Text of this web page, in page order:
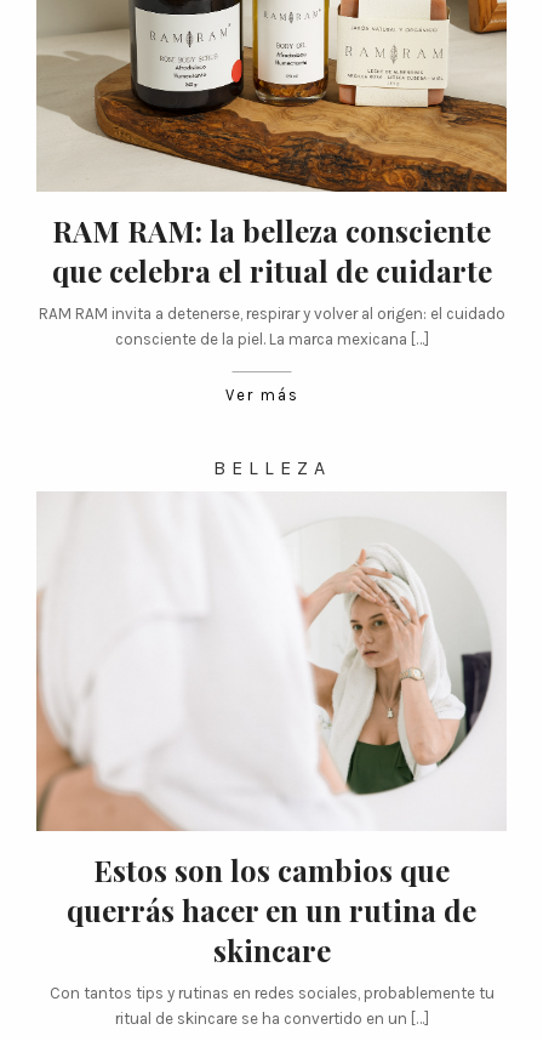
RAM RAM: la belleza consciente
que celebra el ritual de cuidarte
RAM RAM invita a detenerse, respirar y volver al origen: el cuidado
consciente de la piel. La marca mexicana […]
Ver más
BELLEZA
Estos son los cambios que
querrás hacer en un rutina de
skincare
Con tantos tips y rutinas en redes sociales, probablemente tu
ritual de skincare se ha convertido en un […]